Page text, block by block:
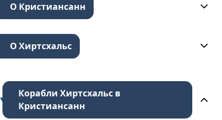
О Кристиансанн
О Хиртсхальс
Корабли Хиртсхальс в
Кристиансанн